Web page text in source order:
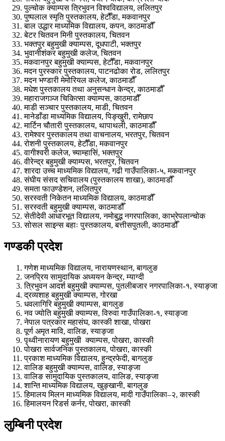
पुल्चोक क्याम्पस त्रिभुवन विश्वविद्यालय, ललितपुर
पुष्पलाल स्मृति पुस्तकालय, हेटौँडा, मकवानपुर
बाल उद्धार माध्यमिक विद्यालय, कपन, काठमाडौँ
बेटर चितवन मिनी पुस्तकालय, चितवन
भक्तपुर बहुमुखी क्याम्पस, दूधपाटी, भक्तपुर
भुवानीशंकर बहुमुखी कलेज, चितवन
मकवानपुर बहुमुखी क्याम्पस, हेटौँडा, मकवानपुर
मदन पुरस्कार पुस्तकालय, पाटनढोका रोड, ललितपुर
मदन भण्डारी मेमोरियल कलेज, काठमाडौँ
मधेश पुस्तकालय तथा अनुसन्धान केन्द्र, काठमाडौँ
महाराजगञ्ज चिकित्सा क्याम्पस, काठमाडौँ
माडी सञ्चार पुस्तकालय, माडी, चितवन
मानेडाँडा माध्यमिक विद्यालय, पिङ्खुरी, रामेछाप
मार्टिन चौतारी पुस्तकालय, थापाथली, काठमाडौँ
रामेश्‍वर पुस्तकालय तथा वाचनालय, भरतपुर, चितवन
रोशनी पुस्तकालय, हेटौँडा, मकवानपुर
वागीश्‍वरी कलेज, च्याम्हासिं, भक्तपुर
वीरेन्द्र बहुमुखी क्याम्पस, भरतपुर, चितवन
शारदा उच्च माध्यमिक विद्यालय, गढी गाउँपालिका-५, मकवानपुर
संघीय संसद सचिवालय (पुस्तकालय शाखा), काठमाडौँ
समता फाउण्डेशन, ललितपुर
सरस्वती निकेतन माध्यमिक विद्यालय, काठमाडौँ
सरस्वती बहुमुखी क्याम्पस, काठमाडौँ
सेतीदेवी आधारभूत विद्यालय, नमोबुद्भ नगरपालिका, काभ्रेपलान्चोक
सोसल साइन्स बहाः पुस्तकालय, बत्तीसपुतली, काठमाडौँ
गण्डकी प्रदेश
गणेश माध्यमिक विद्यालय, नारायणस्थान, बागलुङ
जनप्रिय सामुदायिक अध्ययन केन्द्र, म्याग्दी
त्रिभुवन आदर्श बहुमुखी क्याम्पस, पुतलीबजार नगरपालिका-१, स्याङ्जा
द्रव्यशाह बहुमुखी क्याम्पस, गोरखा
धवलागिरि बहुमुखी क्याम्पस, बागलुङ
नव ज्योति बहुमुखी क्याम्पस, विरुवा गाउँपालिका-१, स्याङ्जा
नेपाल पत्रकार महासंघ, कास्की शाखा, पोखरा
पूर्ण अमृत मावि, वालिङ, स्याङ्जा
पृथ्वीनारायण बहुमुखी क्याम्पस, पोखरा, कास्की
पोखरा सार्वजनिक पुस्तकालय, पोखरा, कास्की
प्रकाश माध्यमिक विद्यालय, हुन्द्रफेदी, बागलुङ
वालिङ बहुमुखी क्याम्पस, वालिङ, स्याङ्जा
वालिङ सामुदायिक पुस्तकालय, वालिङ, स्याङ्जा
शान्ति माध्यमिक विद्यालय, खुङ्खानी, बागलुङ
हिमालय मिलन माध्यमिक विद्यालय, मादी गाउँपालिका–२, कास्की
हिमालयन रिडर्स कर्नर, पोखरा, कास्की
लुम्बिनी प्रदेश